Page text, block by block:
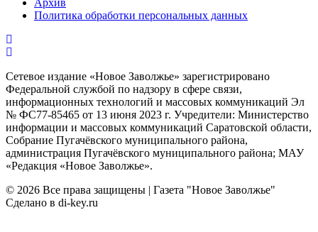
Политика обработки персональных данных
Сетевое издание «Новое Заволжье» зарегистрировано
Федеральной службой по надзору в сфере связи,
информационных технологий и массовых коммуникаций Эл
№ ФС77-85465 от 13 июня 2023 г. Учредители: Министерство
информации и массовых коммуникаций Саратовской области,
Собрание Пугачёвского муниципального района,
администрация Пугачёвского муниципального района; МАУ
«Редакция «Новое Заволжье».
© 2026 Все права защищены | Газета "Новое Заволжье"
Сделано в di-key.ru